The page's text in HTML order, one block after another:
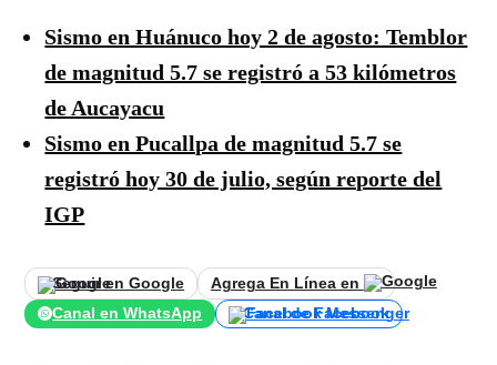
Sismo en Huánuco hoy 2 de agosto: Temblor
de magnitud 5.7 se registró a 53 kilómetros
de Aucayacu
Sismo en Pucallpa de magnitud 5.7 se
registró hoy 30 de julio, según reporte del
IGP
Seguir en Google
Agrega En Línea en
Canal en WhatsApp
Canal de Facebook